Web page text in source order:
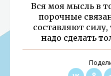
Вся моя мысль в
порочные
составляют
надо сделать